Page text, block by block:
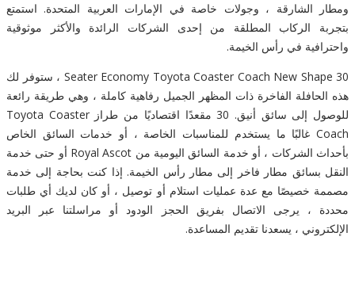
ومطار الشارقة ، وجولات خاصة في الإمارات العربية المتحدة. استمتع
بتجربة الركاب المطلقة من إحدى الشركات الرائدة والأكثر موثوقية
واحترافية في رأس الخيمة.
30 Seater Economy Toyota Coaster Coach New Shape ، ستوفر لك
هذه الحافلة الفاخرة ذات المظهر الجميل رفاهية كاملة ، وهي طريقة رائعة
للوصول إلى سائق أنيق. 30 مقعدًا اقتصاديًا من طراز Toyota Coaster
Coach غالبًا ما يستخدم للمناسبات الخاصة ، أو خدمات السائق الخاص
بأحداث الشركات ، أو خدمة السائق اليومية من Royal Ascot أو حتى خدمة
النقل بسائق مطار فاخر إلى مطار رأس الخيمة. إذا كنت بحاجة إلى خدمة
مصممة خصيصًا مع عدة عمليات استلام أو توصيل ، أو كان لديك أي طلبات
محددة ، يرجى الاتصال بفريق الحجز الودود أو مراسلتنا عبر البريد
الإلكتروني ، يسعدنا تقديم المساعدة.